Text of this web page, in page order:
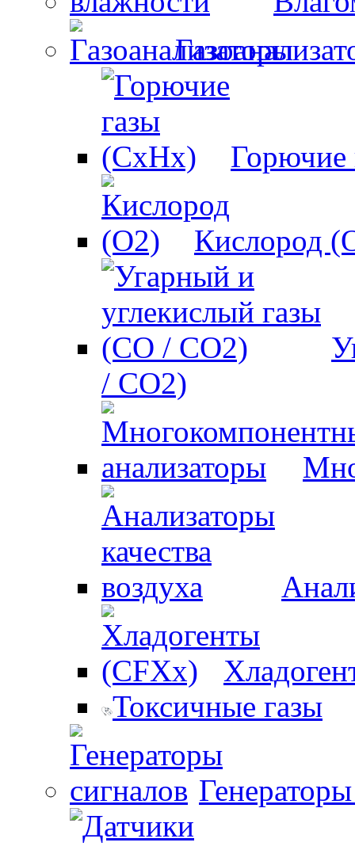
Горючие
Кислород
/ CO2)
Токсичные газы